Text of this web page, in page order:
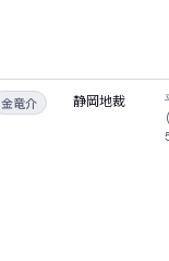
金竜介 静岡地裁